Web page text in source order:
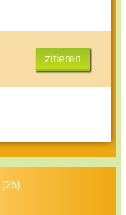
zitieren
(25)